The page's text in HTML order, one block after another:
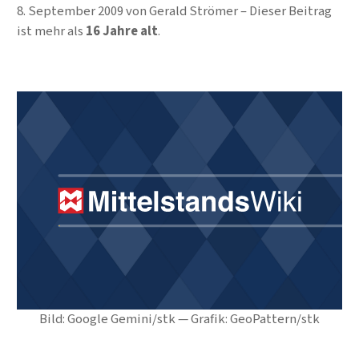
Bild: Google Gemini/stk — Grafik: GeoPattern/stk
8. September 2009vonGerald Strömer
Dieser Beitrag
ist mehr als 16 Jahre alt.